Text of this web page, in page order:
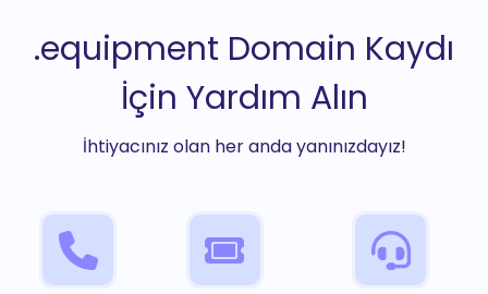
.equipment Domain Kaydı
İçin Yardım Alın
İhtiyacınız olan her anda yanınızdayız!